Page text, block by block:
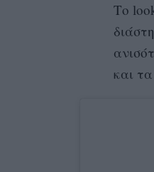
Το
και